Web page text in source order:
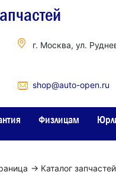
г. Москва, ул.
shop@auto-open.ru
Физлицам
→ Каталог запчастей